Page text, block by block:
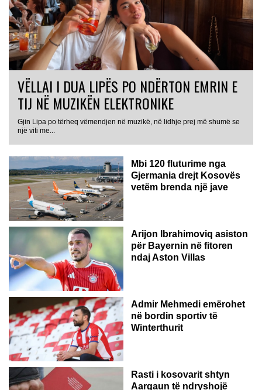
VËLLAI I DUA LIPËS PO NDËRTON EMRIN E
TIJ NË MUZIKËN ELEKTRONIKE
Gjin Lipa po tërheq vëmendjen në muzikë, në lidhje prej më shumë se
një viti me...
GJERMANI
Mbi 120 fluturime nga
Gjermania drejt Kosovës
vetëm brenda një jave
Arijon Ibrahimoviq asiston
për Bayernin në fitoren
ndaj Aston Villas
ZVICËR
Admir Mehmedi emërohet
në bordin sportiv të
Winterthurit
Rasti i kosovarit shtyn
Aargaun të ndryshojë